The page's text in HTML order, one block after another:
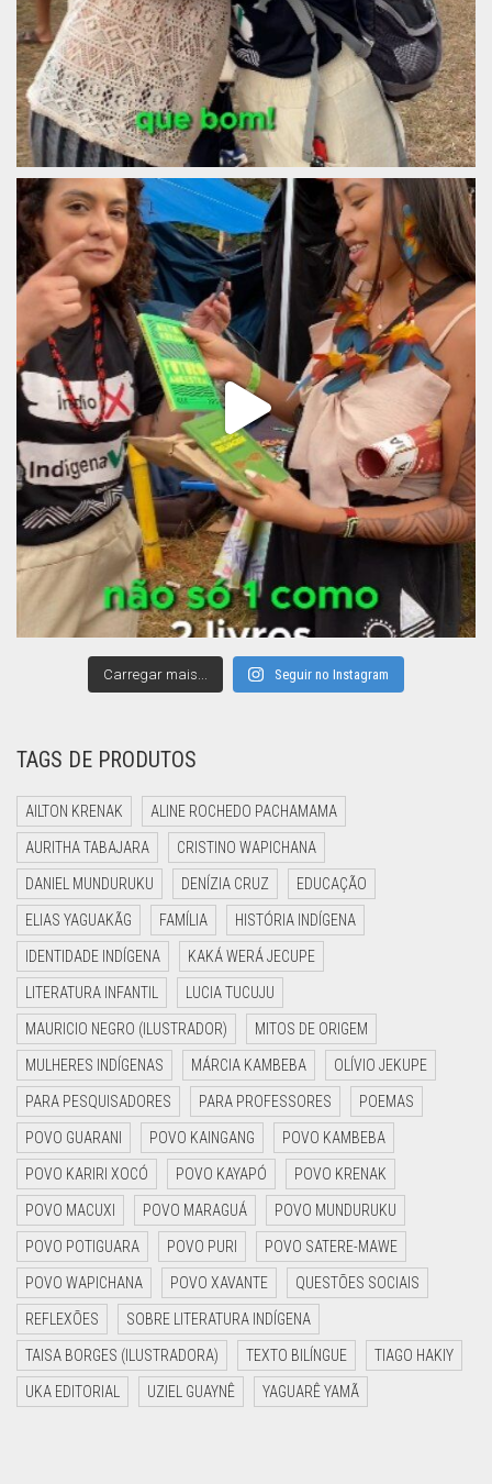
Carregar mais... Seguir no Instagram
TAGS DE PRODUTOS
AILTON KRENAK ALINE ROCHEDO PACHAMAMA
AURITHA TABAJARA CRISTINO WAPICHANA
DANIEL MUNDURUKU DENÍZIA CRUZ EDUCAÇÃO
ELIAS YAGUAKÃG FAMÍLIA HISTÓRIA INDÍGENA
IDENTIDADE INDÍGENA KAKÁ WERÁ JECUPE
LITERATURA INFANTIL LUCIA TUCUJU
MAURICIO NEGRO (ILUSTRADOR) MITOS DE ORIGEM
MULHERES INDÍGENAS MÁRCIA KAMBEBA OLÍVIO JEKUPE
PARA PESQUISADORES PARA PROFESSORES POEMAS
POVO GUARANI POVO KAINGANG POVO KAMBEBA
POVO KARIRI XOCÓ POVO KAYAPÓ POVO KRENAK
POVO MACUXI POVO MARAGUÁ POVO MUNDURUKU
POVO POTIGUARA POVO PURI POVO SATERE-MAWE
POVO WAPICHANA POVO XAVANTE QUESTÕES SOCIAIS
REFLEXÕES SOBRE LITERATURA INDÍGENA
TAISA BORGES (ILUSTRADORA) TEXTO BILÍNGUE TIAGO HAKIY
UKA EDITORIAL UZIEL GUAYNÊ YAGUARÊ YAMÃ